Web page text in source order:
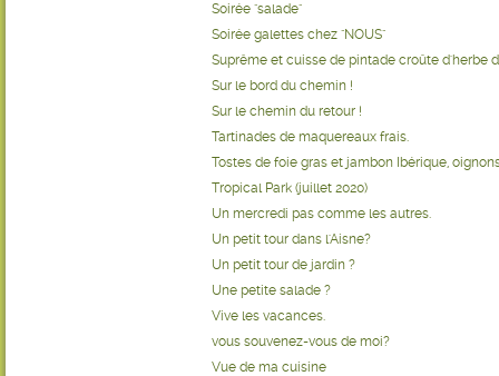
Soirée "salade"
Soirée galettes chez "NOUS"
Suprême et cuisse de pintade croûte d'herbe
Sur le bord du chemin !
Sur le chemin du retour !
Tartinades de maquereaux frais.
Tostes de foie gras et jambon Ibérique,
Tropical Park (juillet 2020)
Un mercredi pas comme les autres.
Un petit tour dans l'Aisne?
Un petit tour de jardin ?
Une petite salade ?
Vive les vacances.
vous souvenez-vous de moi?
Vue de ma cuisine